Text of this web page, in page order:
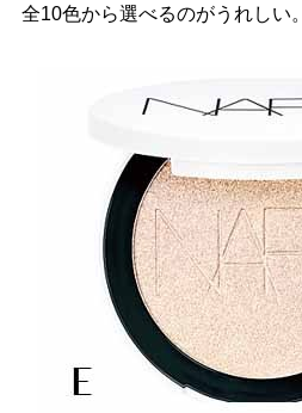
全10色から選べるのがうれしい。